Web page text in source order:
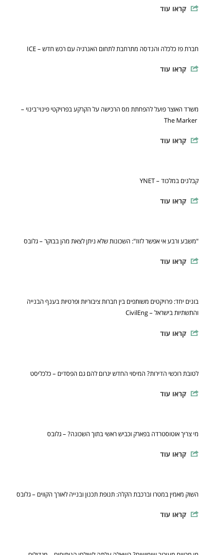
קראו עוד
חברת פז כלכלה והנדסה מתרחבת לתחום האנרגיה עם רכש חדש – ICE
קראו עוד
משרד האוצר פועל להפחתת מס הרכישה על הקרקע בפרויקטי פינוי־בינוי –
קראו עוד
קבלנים במלכוד – YNET
קראו עוד
"משבע ורבע אי אפשר לזוז": השכונות שלא ניתן לצאת מהן בבוקר – גלובס
קראו עוד
בונים יחד: פרויקטים משותפים בין חברות ציבוריות ופרטיות בענף הבנייה
והתשתיות בישראל – CivilEng
קראו עוד
לטובת רוכשי הדירות? המיסוי החדש יגרום להם גם הפסדים – כלכליסט
קראו עוד
מי צריך אוטוסטרדה בפארק וכביש ראשי בתוך השכונה? – גלובס
קראו עוד
השוק מאמין במטרו וברכבת הקלה: תנופת תכנון ובנייה לאורך הקווים – גלובס
קראו עוד